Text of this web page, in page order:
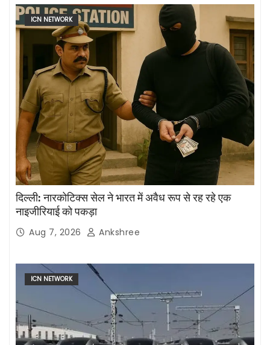
ICN NETWORK
दिल्ली: नारकोटिक्स सेल ने भारत में अवैध रूप से रह रहे एक
नाइजीरियाई को पकड़ा
Aug 7, 2026 Ankshree
ICN NETWORK